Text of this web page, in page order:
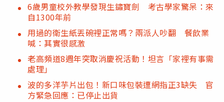
6歲男童校外教學發現生鏽寶劍 考古學家驚呆：來
自1300年前
用過的衛生紙丟碗裡正常嗎？兩派人吵翻 餐飲業
喊：其實很感激
老高頻道8週年突取消慶祝活動！坦言「家裡有事需
處理」
波的多洋芋片出包！新口味包裝遭網指正3缺失 官
方緊急回應：已停止出貨